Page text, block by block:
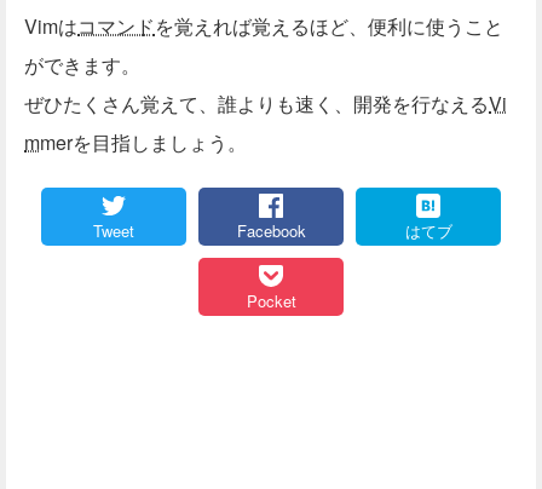
Vimはコマンドを覚えれば覚えるほど、便利に使うこと
ができます。
ぜひたくさん覚えて、誰よりも速く、開発を行なえるVi
mmerを目指しましょう。
Tweet Facebook はてブ
Pocket